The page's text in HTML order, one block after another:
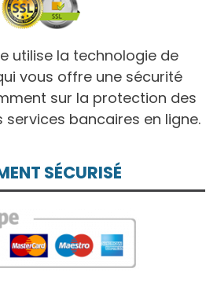
utilise la technologie de
vous offre une sécurité
sur la protection des
services bancaires en ligne.
SÉCURISÉ